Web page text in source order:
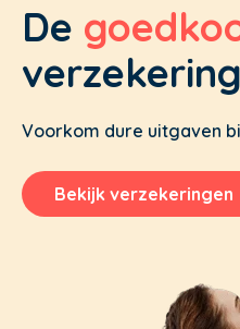
De
Voorkom dure uitgaven
Bekijk verzekeringen